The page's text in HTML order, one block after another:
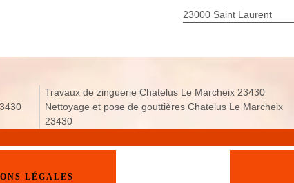
23000 Saint Laurent
Travaux de zinguerie Chatelus Le Marcheix 23430
Nettoyage et pose de gouttières Chatelus Le Marcheix
23430
LÉGALES